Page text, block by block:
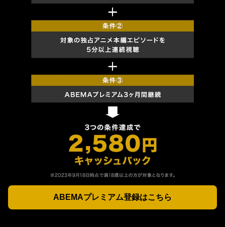
ABEMAプレミアム登録はこちら